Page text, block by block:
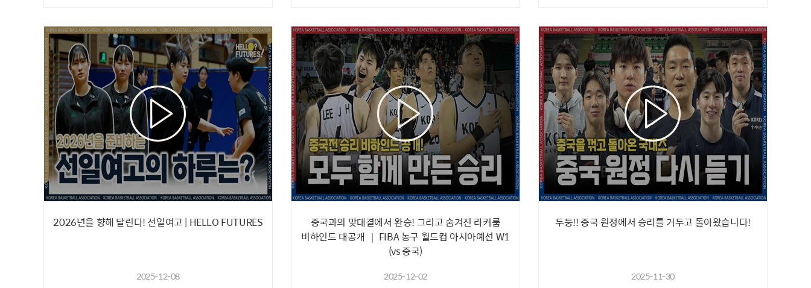
2026년을 향해 달린다! 선일여고 | HELLO FUTURES
2025-12-08
중국과의 맞대결에서 완승! 그리고 숨겨진 라커룸
비하인드 대공개 ｜ FIBA 농구 월드컵 아시아예선 W1
(vs 중국)
2025-12-02
두둥!! 중국 원정에서 승리를 거두고 돌아왔습니다!
2025-11-30